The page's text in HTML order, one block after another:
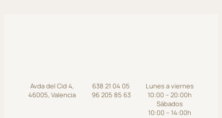
Avda del Cid 4,
46005, Valencia
638 21 04 05
96 205 85 63
Lunes a viernes
10:00 – 20:00h
Sábados
10:00 – 14:00h